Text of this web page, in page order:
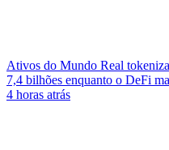
Ativos do Mundo Real
7,4 bilhões enquanto o DeFi
4 horas atrás